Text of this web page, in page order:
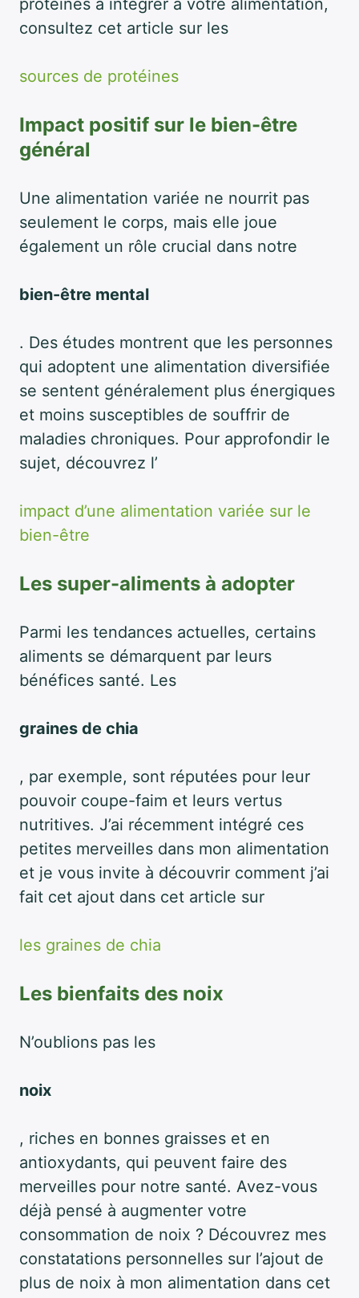
consultez cet article sur les
sources de protéines
Impact positif sur le bien-être
général
Une alimentation variée ne nourrit pas
seulement le corps, mais elle joue
également un rôle crucial dans notre
bien-être mental
. Des études montrent que les personnes
qui adoptent une alimentation diversifiée
se sentent généralement plus énergiques
et moins susceptibles de souffrir de
maladies chroniques. Pour approfondir le
sujet, découvrez l’
impact d’une alimentation variée sur le
bien-être
Les super-aliments à adopter
Parmi les tendances actuelles, certains
aliments se démarquent par leurs
bénéfices santé. Les
graines de chia
, par exemple, sont réputées pour leur
pouvoir coupe-faim et leurs vertus
nutritives. J’ai récemment intégré ces
petites merveilles dans mon alimentation
et je vous invite à découvrir comment j’ai
fait cet ajout dans cet article sur
les graines de chia
Les bienfaits des noix
N’oublions pas les
noix
, riches en bonnes graisses et en
antioxydants, qui peuvent faire des
merveilles pour notre santé. Avez-vous
déjà pensé à augmenter votre
consommation de noix ? Découvrez mes
constatations personnelles sur l’ajout de
plus de noix à mon alimentation dans cet